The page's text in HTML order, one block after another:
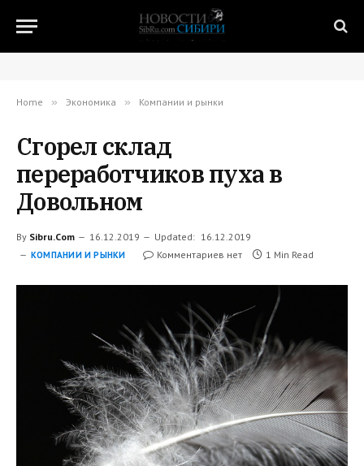
Home » Экономика » Компании и рынки
Сгорел склад
переработчиков пуха в
Довольном
By Sibru.Com 16.12.2019 Updated: 16.12.2019
КОМПАНИИ И РЫНКИ Комментариев нет 1 Min Read